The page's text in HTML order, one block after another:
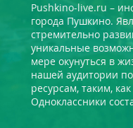
Pushkino-live.ru –
города Пушкино.
стремительно
уникальные
мере окунуться в
нашей аудитории
ресурсам, таким,
Одноклассники